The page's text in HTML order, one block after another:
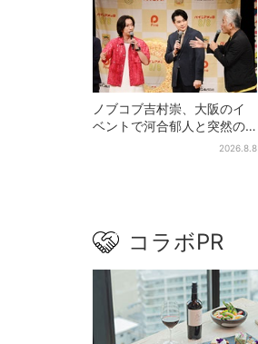
ノブコブ吉村崇、大阪のイ
ベントで河合郁人と突然の
サシトーク…名物プロデュー
2026.8.8
コラボPR